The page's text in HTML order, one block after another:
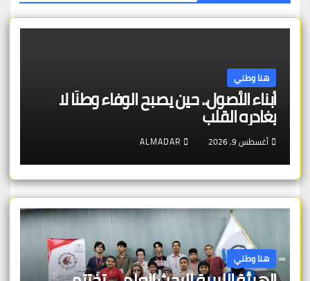
هنا وطني
أبناء الأصول.. حين يصبح الوفاء وطنًا لا
يغادره القلب
أغسطس 9, 2026 ALMADAR
هنا وطني